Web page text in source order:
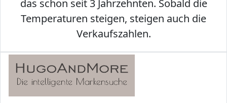
das schon seit 3 Jahrzehnten. Sobald die
Temperaturen steigen, steigen auch die
Verkaufszahlen.